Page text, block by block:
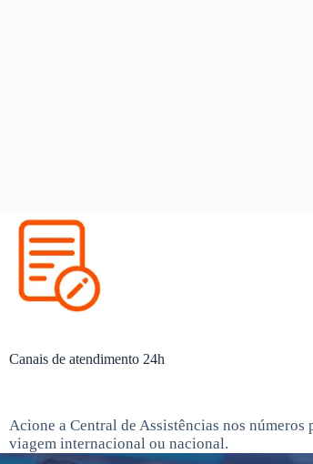
Canais de atendimento 24h
Acione a Central de Assistências nos números
viagem internacional ou nacional.